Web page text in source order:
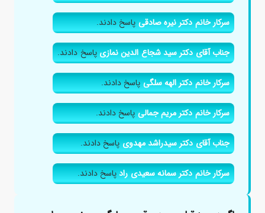
سرکار خانم دکتر نیره صادقیپاسخ دادند.
جناب آقای دکتر سید شجاع الدین نمازیپاسخ دادند.
سرکار خانم دکتر الهه سلگیپاسخ دادند.
سرکار خانم دکتر مریم جمالیپاسخ دادند.
جناب آقای دکتر سیدراشد مهدویپاسخ دادند.
سرکار خانم دکتر سمانه سعیدی رادپاسخ دادند.